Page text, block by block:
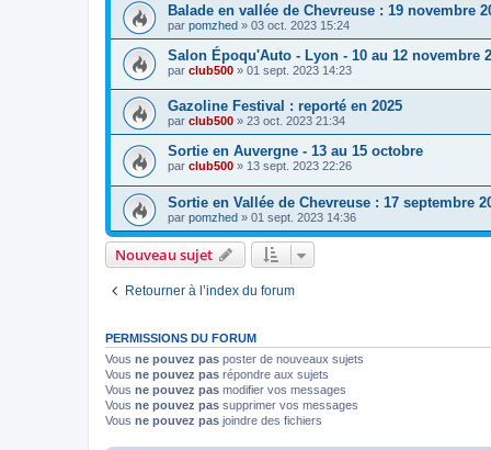
Balade en vallée de Chevreuse : 19 novembre
par pomzhed » 03 oct. 2023 15:24
Salon Époqu'Auto - Lyon - 10 au 12 novembre
par club500 » 01 sept. 2023 14:23
Gazoline Festival : reporté en 2025
par club500 » 23 oct. 2023 21:34
Sortie en Auvergne - 13 au 15 octobre
par club500 » 13 sept. 2023 22:26
Sortie en Vallée de Chevreuse : 17 septembre
par pomzhed » 01 sept. 2023 14:36
Nouveau sujet
Retourner à l’index du forum
PERMISSIONS DU FORUM
Vous ne pouvez pas poster de nouveaux sujets
Vous ne pouvez pas répondre aux sujets
Vous ne pouvez pas modifier vos messages
Vous ne pouvez pas supprimer vos messages
Vous ne pouvez pas joindre des fichiers